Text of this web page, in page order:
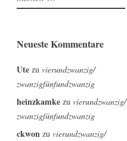
nach:
Neueste Kommentare
Ute zu vierundzwanzig/
zwanzigfünfundzwanzig
heinzkamke zu vierundzwanzig/
zwanzigfünfundzwanzig
ckwon zu vierundzwanzig/